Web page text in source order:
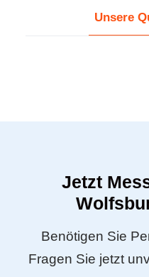
Unsere
Jetzt
Benötigen Sie
Fragen Sie jetzt